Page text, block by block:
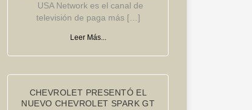
USA Network es el canal de
televisión de paga más […]
Leer Más...
CHEVROLET PRESENTÓ EL
NUEVO CHEVROLET SPARK GT